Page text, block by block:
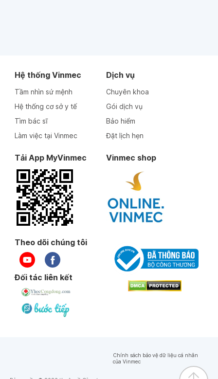
Hệ thống Vinmec
Tầm nhìn sứ mệnh
Hệ thống cơ sở y tế
Tìm bác sĩ
Làm việc tại Vinmec
Dịch vụ
Chuyên khoa
Gói dịch vụ
Bảo hiểm
Đặt lịch hẹn
Tải App MyVinmec Vinmec shop
Theo dõi chúng tôi
Đối tác liên kết
Chính sách bảo vệ dữ liệu cá nhân
của Vinmec